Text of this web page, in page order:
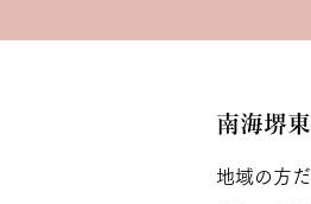
南海堺
地域の方